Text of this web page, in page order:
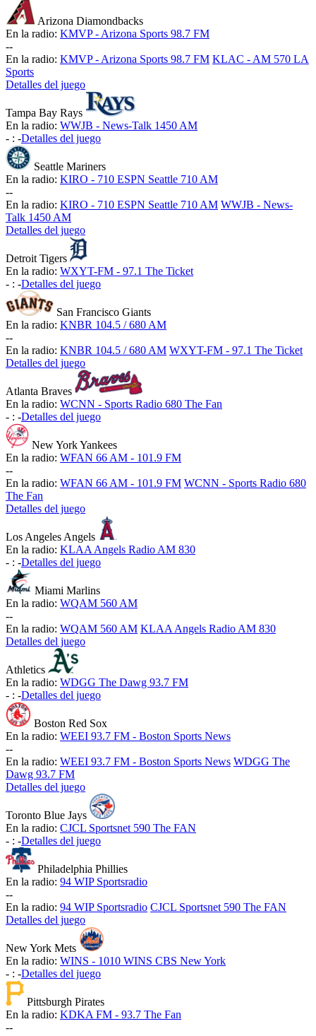
Arizona Diamondbacks
En la radio: KMVP - Arizona Sports 98.7 FM
--
En la radio: KMVP - Arizona Sports 98.7 FM KLAC - AM 570 LA
Sports
Detalles del juego
Tampa Bay Rays
En la radio: WWJB - News-Talk 1450 AM
- : -Detalles del juego
Seattle Mariners
En la radio: KIRO - 710 ESPN Seattle 710 AM
--
En la radio: KIRO - 710 ESPN Seattle 710 AM WWJB - News-
Talk 1450 AM
Detalles del juego
Detroit Tigers
En la radio: WXYT-FM - 97.1 The Ticket
- : -Detalles del juego
San Francisco Giants
En la radio: KNBR 104.5 / 680 AM
--
En la radio: KNBR 104.5 / 680 AM WXYT-FM - 97.1 The Ticket
Detalles del juego
Atlanta Braves
En la radio: WCNN - Sports Radio 680 The Fan
- : -Detalles del juego
New York Yankees
En la radio: WFAN 66 AM - 101.9 FM
--
En la radio: WFAN 66 AM - 101.9 FM WCNN - Sports Radio 680
The Fan
Detalles del juego
Los Angeles Angels
En la radio: KLAA Angels Radio AM 830
- : -Detalles del juego
Miami Marlins
En la radio: WQAM 560 AM
--
En la radio: WQAM 560 AM KLAA Angels Radio AM 830
Detalles del juego
Athletics
En la radio: WDGG The Dawg 93.7 FM
- : -Detalles del juego
Boston Red Sox
En la radio: WEEI 93.7 FM - Boston Sports News
--
En la radio: WEEI 93.7 FM - Boston Sports News WDGG The
Dawg 93.7 FM
Detalles del juego
Toronto Blue Jays
En la radio: CJCL Sportsnet 590 The FAN
- : -Detalles del juego
Philadelphia Phillies
En la radio: 94 WIP Sportsradio
--
En la radio: 94 WIP Sportsradio CJCL Sportsnet 590 The FAN
Detalles del juego
New York Mets
En la radio: WINS - 1010 WINS CBS New York
- : -Detalles del juego
Pittsburgh Pirates
En la radio: KDKA FM - 93.7 The Fan
--